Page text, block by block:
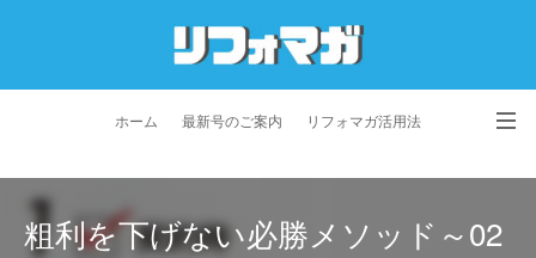
ホーム 最新号のご案内 リフォマガ活用法
プライバシーポリシー 利用規約 会社概要
粗利を下げない必勝メソッド～02